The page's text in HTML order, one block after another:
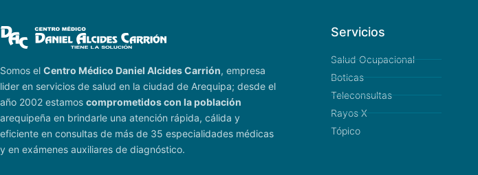
Somos el Centro Médico Daniel Alcides Carrión, empresa
lider en servicios de salud en la ciudad de Arequipa; desde el
año 2002 estamos comprometidos con la población
arequipeña en brindarle una atención rápida, cálida y
eficiente en consultas de más de 35 especialidades médicas
y en exámenes auxiliares de diagnóstico.
Servicios
Salud Ocupacional
Boticas
Teleconsultas
Rayos X
Tópico